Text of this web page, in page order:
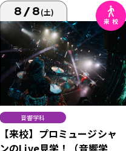
8/8(土)
音響学科
【来校】プロミュージシャ
ンのLive見学！（音響学